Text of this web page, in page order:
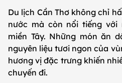
Du lịch Cần Thơ không chỉ
nước mà còn nổi tiếng
miền Tây. Những món ăn
nguyên liệu tươi ngon của
hương vị đặc trưng khiến
chuyến đi.